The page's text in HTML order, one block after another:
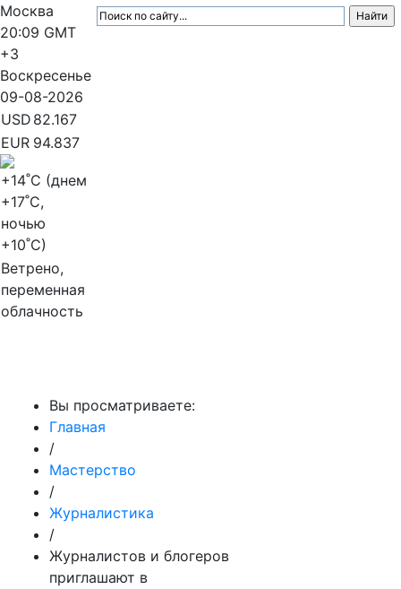
Москва
20:09 GMT
+3
Воскресенье
09-08-2026
USD 82.167
EUR 94.837
+14˚C (днем
+17˚C,
ночью
+10˚C)
Ветрено,
переменная
облачность
Вы просматриваете:
Главная
/
Мастерство
/
Журналистика
/
Журналистов и блогеров
приглашают в